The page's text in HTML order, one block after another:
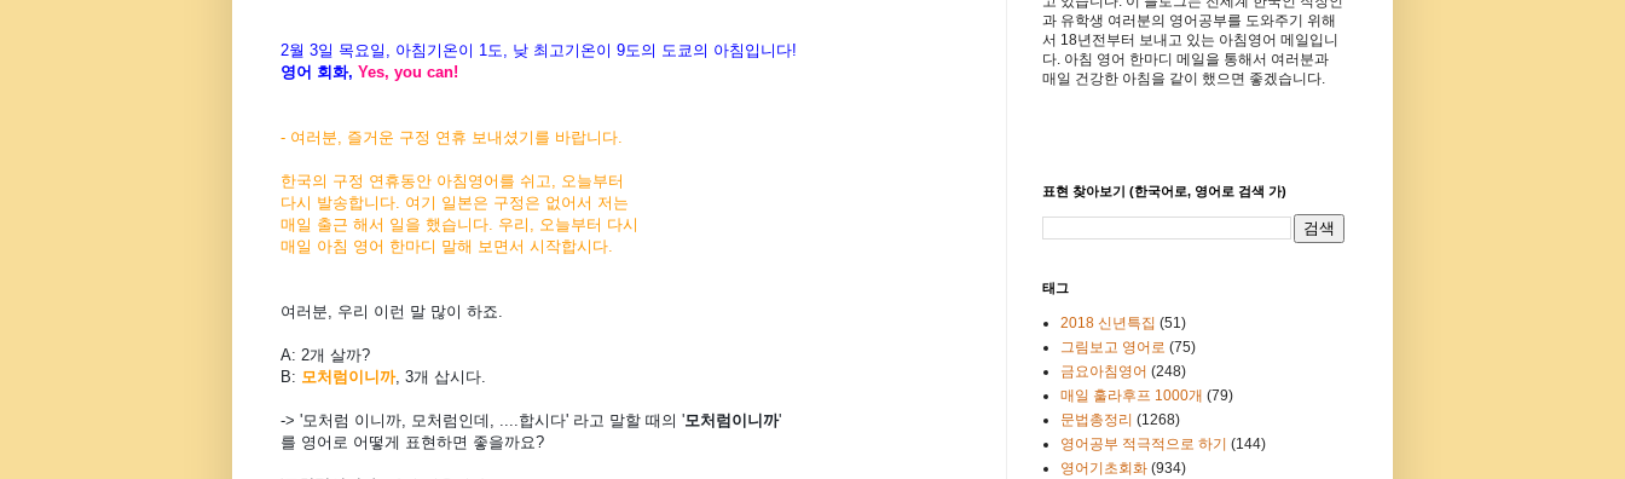
2월 3일 목요 일, 아침기온이 1도 , 낮 최고기온이 9도의 도쿄의 아침입니다!
영어 회화, Yes, you can!
- 여러분, 즐거운 구정 연휴 보내셨기를 바랍니다.
한국의 구정 연휴동안 아침영어를 쉬고, 오늘부터
다시 발송합니다. 여기 일본은 구정은 없어서 저는
매일 출근 해서 일을 했습니다. 우리, 오늘부터 다시
매일 아침 영어 한마디 말해 보면서 시작합시다.
여러분, 우리 이런 말 많이 하죠.
A: 2개 살까?
B: 모처럼이니까, 3개 삽시다.
-> '모처럼 이니까, 모처럼인데, ....합시다' 라고 말할 때의 '모처럼이니까'
를 영어로 어떻게 표현하면 좋을까요?
과 유학생 여러분의 영어공부를 도와주기 위해
서 18년전부터 보내고 있는 아침영어 메일입니
다. 아침 영어 한마디 메일을 통해서 여러분과
매일 건강한 아침을 같이 했으면 좋겠습니다.
표현 찾아보기 (한국어로, 영어로 검색 가)
태그
2018 신년특집 (51)
그림보고 영어로 (75)
금요아침영어 (248)
매일 훌라후프 1000개 (79)
문법총정리 (1268)
영어공부 적극적으로 하기 (144)
영어기초회화 (934)